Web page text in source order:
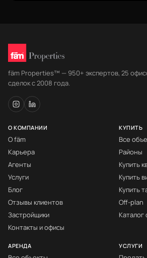
fäm Properties™ — 950+ экспертов, 25
сделок с 2008 года.
О КОМПАНИИ
О fäm
Карьера
Агенты
Услуги
Блог
Отзывы клиентов
Застройщики
Контакты и офисы
КУПИТЬ
Все
Районы
Купить
Купить
Купить
Off-plan
Каталог
АРЕНДА УСЛУГИ